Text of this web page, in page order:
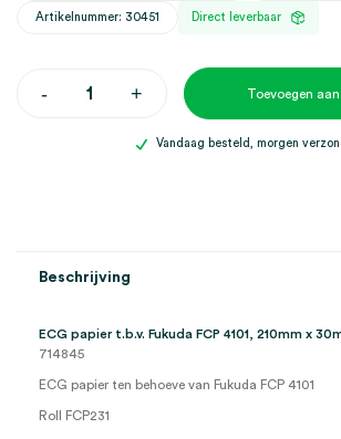
Artikelnummer: 30451 Direct leverbaar
-
aantal
+ Toevoegen
Vandaag besteld, morgen
Beschrijving
ECG papier t.b.v. Fukuda FCP 4101, 210mm x
714845
ECG papier ten behoeve van Fukuda FCP 4101
Roll FCP231